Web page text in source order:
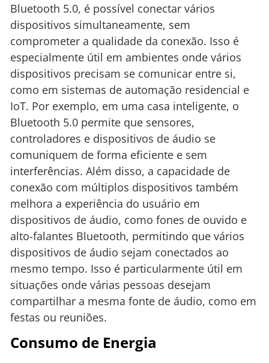
Bluetooth 5.0, é possível conectar vários
dispositivos simultaneamente, sem
comprometer a qualidade da conexão. Isso é
especialmente útil em ambientes onde vários
dispositivos precisam se comunicar entre si,
como em sistemas de automação residencial e
IoT. Por exemplo, em uma casa inteligente, o
Bluetooth 5.0 permite que sensores,
controladores e dispositivos de áudio se
comuniquem de forma eficiente e sem
interferências. Além disso, a capacidade de
conexão com múltiplos dispositivos também
melhora a experiência do usuário em
dispositivos de áudio, como fones de ouvido e
alto-falantes Bluetooth, permitindo que vários
dispositivos de áudio sejam conectados ao
mesmo tempo. Isso é particularmente útil em
situações onde várias pessoas desejam
compartilhar a mesma fonte de áudio, como em
festas ou reuniões.
Consumo de Energia